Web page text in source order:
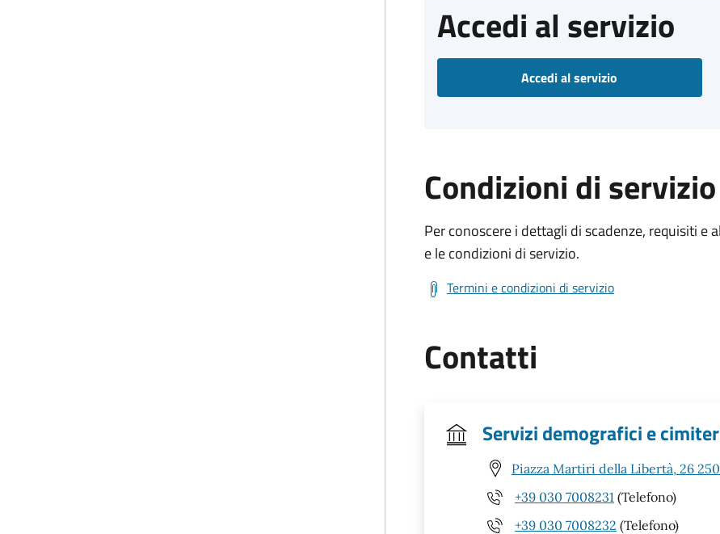
Accedi al servizio
Accedi al servizio
Condizioni di servizio
Per conoscere i dettagli di scadenze, requisiti
e le condizioni di servizio.
Termini e condizioni di servizio
Contatti
Servizi demografici e
Piazza Martiri della Libertà, 26
+39 030 7008231 (Telefono)
+39 030 7008232 (Telefono)